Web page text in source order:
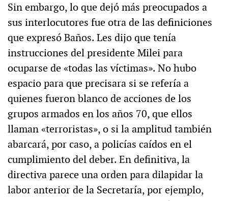
Sin embargo, lo que dejó más preocupados a
sus interlocutores fue otra de las definiciones
que expresó Baños. Les dijo que tenía
instrucciones del presidente Milei para
ocuparse de «todas las víctimas». No hubo
espacio para que precisara si se refería a
quienes fueron blanco de acciones de los
grupos armados en los años 70, que ellos
llaman «terroristas», o si la amplitud también
abarcará, por caso, a policías caídos en el
cumplimiento del deber. En definitiva, la
directiva parece una orden para dilapidar la
labor anterior de la Secretaría, por ejemplo,